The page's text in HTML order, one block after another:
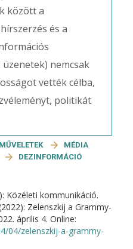
között a
és a
nemcsak
vették célba,
politikát
MÉDIA
DEZINFORMÁCIÓ
Közéleti kommunikáció.
Zelenszkij a Grammy-
április 4. Online:
04/zelenszkij-a-grammy-